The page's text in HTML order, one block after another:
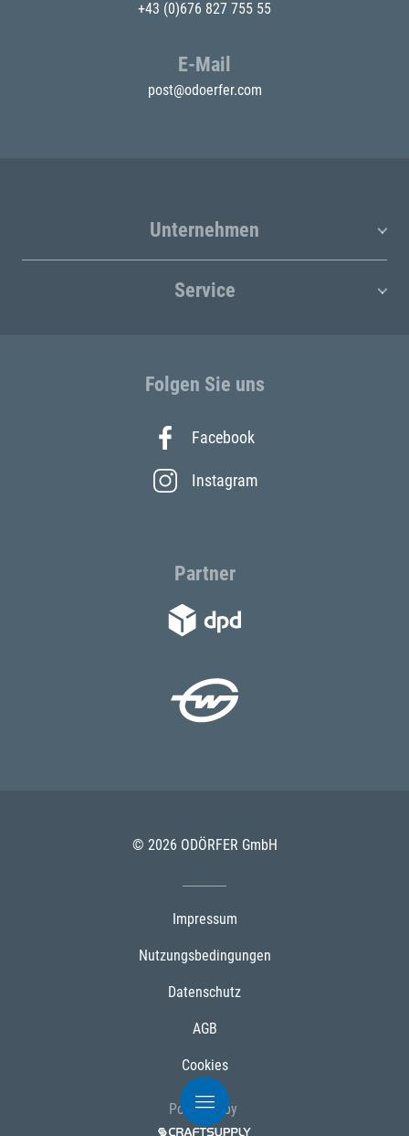
+43 (0)676 827 755 55
E-Mail
post@odoerfer.com
Unternehmen
Service
Folgen Sie uns
Facebook
Instagram
Partner
© 2026 ODÖRFER GmbH
Impressum
Nutzungsbedingungen
Datenschutz
AGB
Cookies
Powered by